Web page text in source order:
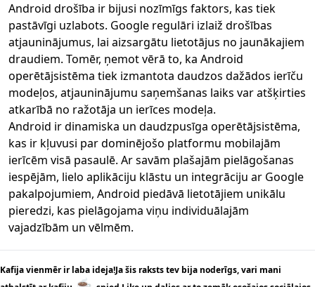
Android drošība ir bijusi nozīmīgs faktors, kas tiek
pastāvīgi uzlabots. Google regulāri izlaiž drošības
atjauninājumus, lai aizsargātu lietotājus no jaunākajiem
draudiem. Tomēr, ņemot vērā to, ka Android
operētājsistēma tiek izmantota daudzos dažādos ierīču
modeļos, atjauninājumu saņemšanas laiks var atšķirties
atkarībā no ražotāja un ierīces modeļa.
Android ir dinamiska un daudzpusīga operētājsistēma,
kas ir kļuvusi par dominējošo platformu mobilajām
ierīcēm visā pasaulē. Ar savām plašajām pielāgošanas
iespējām, lielo aplikāciju klāstu un integrāciju ar Google
pakalpojumiem, Android piedāvā lietotājiem unikālu
pieredzi, kas pielāgojama viņu individuālajām
vajadzībām un vēlmēm.
Kafija vienmēr ir laba ideja!Ja šis raksts tev bija noderīgs, vari mani